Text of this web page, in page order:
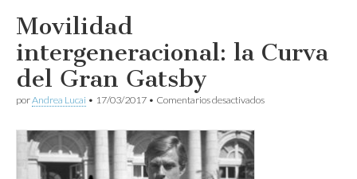
Movilidad
intergeneracional: la Curva
del Gran Gatsby
porAndrea Lucai • 17/03/2017 • Comentarios desactivadosen